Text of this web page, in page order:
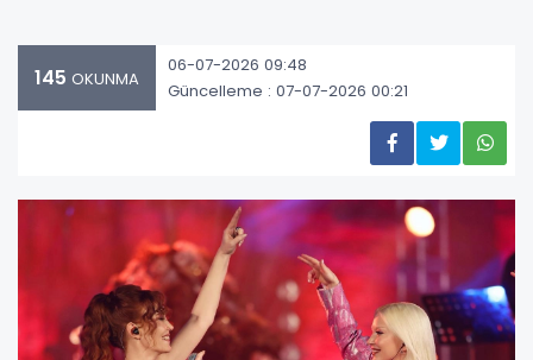
145 OKUNMA
06-07-2026 09:48
Güncelleme : 07-07-2026 00:21